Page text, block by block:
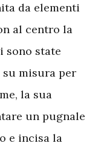
da elementi
al centro la
sono state
misura per
la sua
un pugnale
e incisa la